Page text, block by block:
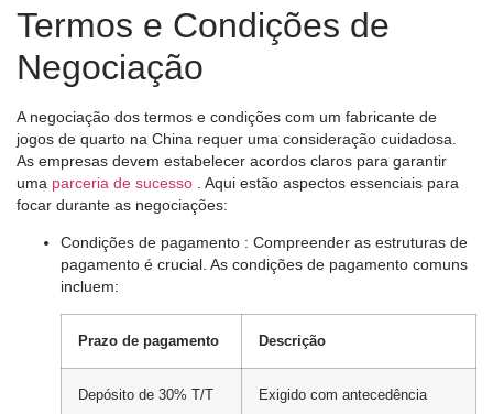
Termos e Condições de
Negociação
A negociação dos termos e condições com um fabricante de
jogos de quarto na China requer uma consideração cuidadosa.
As empresas devem estabelecer acordos claros para garantir
uma parceria de sucesso
. Aqui estão aspectos essenciais para
focar durante as negociações:
Condições de pagamento : Compreender as estruturas de
pagamento é crucial. As condições de pagamento comuns
incluem:
Prazo de pagamento Descrição
Depósito de 30% T/T Exigido com antecedência